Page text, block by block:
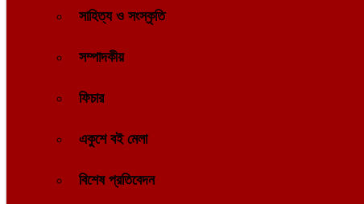
সাহিত্য ও সংস্কৃতি
সম্পাদকীয়
ফিচার
একুশে বই মেলা
বিশেষ প্রতিবেদন